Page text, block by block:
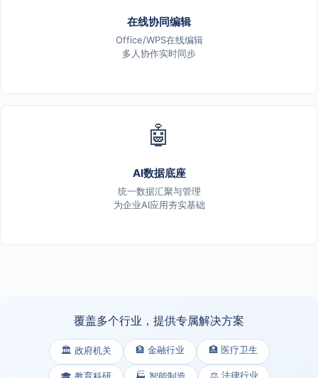
在线协同编辑
Office/WPS在线编辑
多人协作实时同步
🤖
AI数据底座
统一数据汇聚与管理
为企业AI应用夯实基础
覆盖多个行业，提供专属解决方案
🏛️ 政府机关 🏦 金融行业 🏥 医疗卫生
⚖️ 法律行业